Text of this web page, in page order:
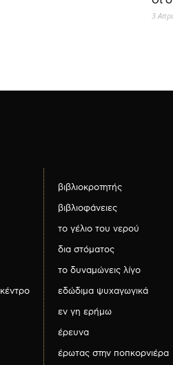
3
βιβλιοκροτητής
βιβλιοφάνειες
το γέλιο του νερού
δια στόματος
το δυναμώνεις λίγο
εδώδιμα ψυχαγωγικά
εν γη ερήμω
έρευνα
έρωτας στην ποπκορνιέρα